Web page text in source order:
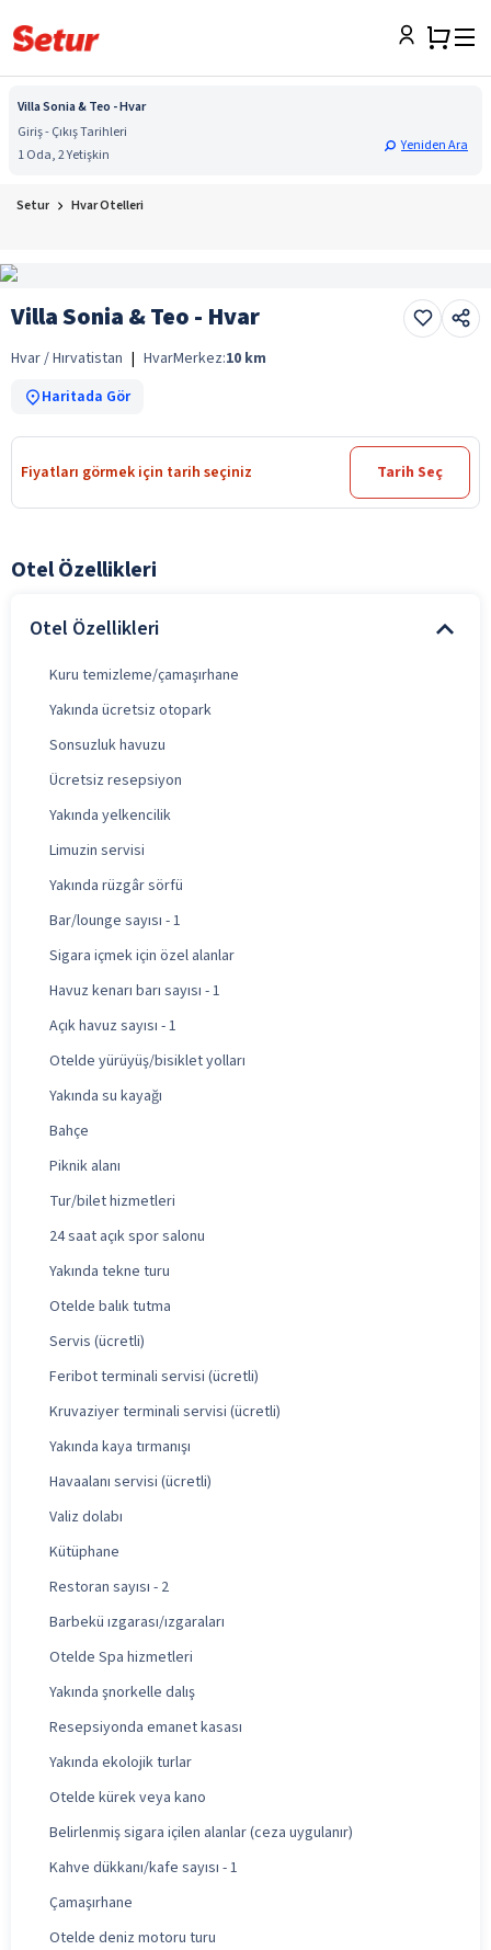
Villa Sonia & Teo - Hvar
Giriş - Çıkış Tarihleri
1 Oda, 2 Yetişkin
Yeniden Ara
Setur Hvar Otelleri
Villa Sonia & Teo - Hvar
Hvar / Hırvatistan | HvarMerkez:10 km
Haritada Gör
Fiyatları görmek için tarih seçiniz Tarih Seç
Otel Özellikleri
Otel Özellikleri
Kuru temizleme/çamaşırhane
Yakında ücretsiz otopark
Sonsuzluk havuzu
Ücretsiz resepsiyon
Yakında yelkencilik
Limuzin servisi
Yakında rüzgâr sörfü
Bar/lounge sayısı - 1
Sigara içmek için özel alanlar
Havuz kenarı barı sayısı - 1
Açık havuz sayısı - 1
Otelde yürüyüş/bisiklet yolları
Yakında su kayağı
Bahçe
Piknik alanı
Tur/bilet hizmetleri
24 saat açık spor salonu
Yakında tekne turu
Otelde balık tutma
Servis (ücretli)
Feribot terminali servisi (ücretli)
Kruvaziyer terminali servisi (ücretli)
Yakında kaya tırmanışı
Havaalanı servisi (ücretli)
Valiz dolabı
Kütüphane
Restoran sayısı - 2
Barbekü ızgarası/ızgaraları
Otelde Spa hizmetleri
Yakında şnorkelle dalış
Resepsiyonda emanet kasası
Yakında ekolojik turlar
Otelde kürek veya kano
Belirlenmiş sigara içilen alanlar (ceza uygulanır)
Kahve dükkanı/kafe sayısı - 1
Çamaşırhane
Otelde deniz motoru turu